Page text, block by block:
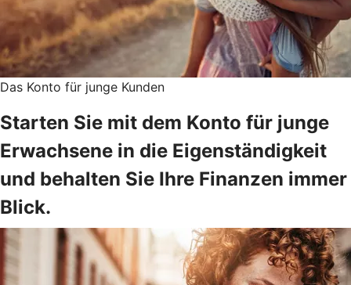
Das Konto für junge Kunden
Starten Sie mit dem Konto für junge
Erwachsene in die Eigenständigkeit
und behalten Sie Ihre Finanzen immer
Blick.